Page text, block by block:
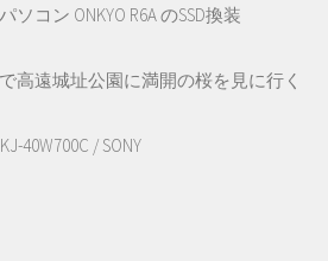
ソコン ONKYO R6A のSSD換装
高遠城址公園に満開の桜を見に行く
40W700C / SONY